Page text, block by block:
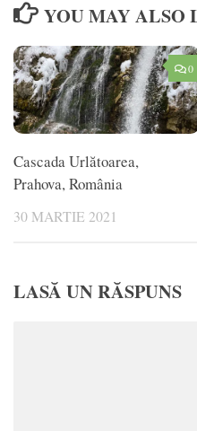
YOU MAY ALSO
0
Cascada Urlătoarea,
Prahova, România
30 MARTIE 2021
LASĂ UN RĂSPUNS